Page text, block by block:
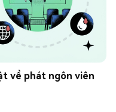
về phát ngôn viên